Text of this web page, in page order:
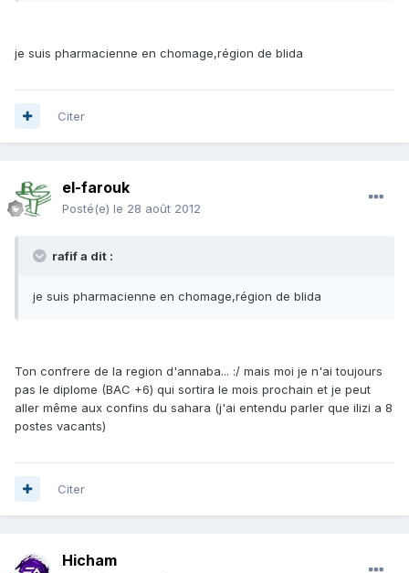
je suis pharmacienne en chomage,région de blida
Citer
el-farouk
Posté(e) le 28 août 2012
rafif a dit :
je suis pharmacienne en chomage,région de blida
Ton confrere de la region d'annaba... :/ mais moi je n'ai toujours
pas le diplome (BAC +6) qui sortira le mois prochain et je peut
aller même aux confins du sahara (j'ai entendu parler que ilizi a 8
postes vacants)
Citer
Hicham